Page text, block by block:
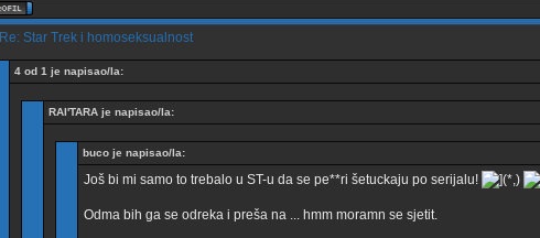
Re: Star Trek i homoseksualnost
4 od 1 je napisao/la:
RAI'TARA je napisao/la:
buco je napisao/la:
Još bi mi samo to trebalo u ST-u da se pe**ri šetuckaju po serijalu!
Odma bih ga se odreka i preša na ... hmm moramn se sjetit.